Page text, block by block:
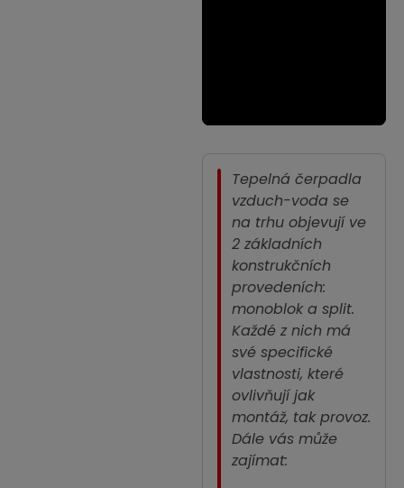
Tepelná čerpadla
vzduch-voda se
na trhu objevují ve
2 základních
konstrukčních
provedeních:
monoblok a split.
Každé z nich má
své specifické
vlastnosti, které
ovlivňují jak
montáž, tak provoz.
Dále vás může
zajímat: